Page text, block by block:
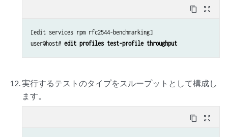
content_copy zoom_out_map
[edit services rpm rfc2544-benchmarking]
user@host# edit profiles test-profile throughput
実行するテストのタイプをスループットとして構成し
ます。
content_copy zoom_out_map